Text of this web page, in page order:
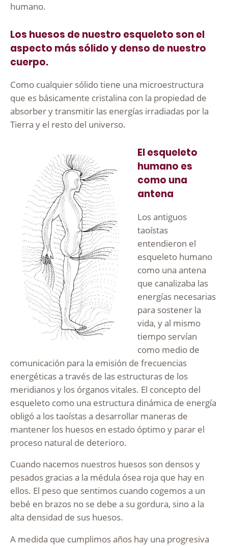
humano.
Los huesos de nuestro esqueleto son el
aspecto más sólido y denso de nuestro
cuerpo.
Como cualquier sólido tiene una microestructura
que es básicamente cristalina con la propiedad de
absorber y transmitir las energías irradiadas por la
Tierra y el resto del universo.
El esqueleto
humano es
como una
antena
Los antiguos
taoístas
entendieron el
esqueleto humano
como una antena
que canalizaba las
energías necesarias
para sostener la
vida, y al mismo
tiempo servían
como medio de
comunicación para la emisión de frecuencias
energéticas a través de las estructuras de los
meridianos y los órganos vitales. El concepto del
esqueleto como una estructura dinámica de energía
obligó a los taoístas a desarrollar maneras de
mantener los huesos en estado óptimo y parar el
proceso natural de deterioro.
Cuando nacemos nuestros huesos son densos y
pesados gracias a la médula ósea roja que hay en
ellos. El peso que sentimos cuando cogemos a un
bebé en brazos no se debe a su gordura, sino a la
alta densidad de sus huesos.
A medida que cumplimos años hay una progresiva